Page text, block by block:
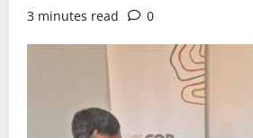
3 minutes read
0